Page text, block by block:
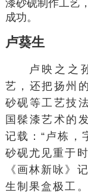
漆砂砚制作工艺
成功。
卢葵生
卢映之之
艺，还把扬州
砂砚等工艺技
国髹漆艺术的
记载：“ 卢栋 ，
砂砚尤见重于
《画林新咏》
生制果盒极工